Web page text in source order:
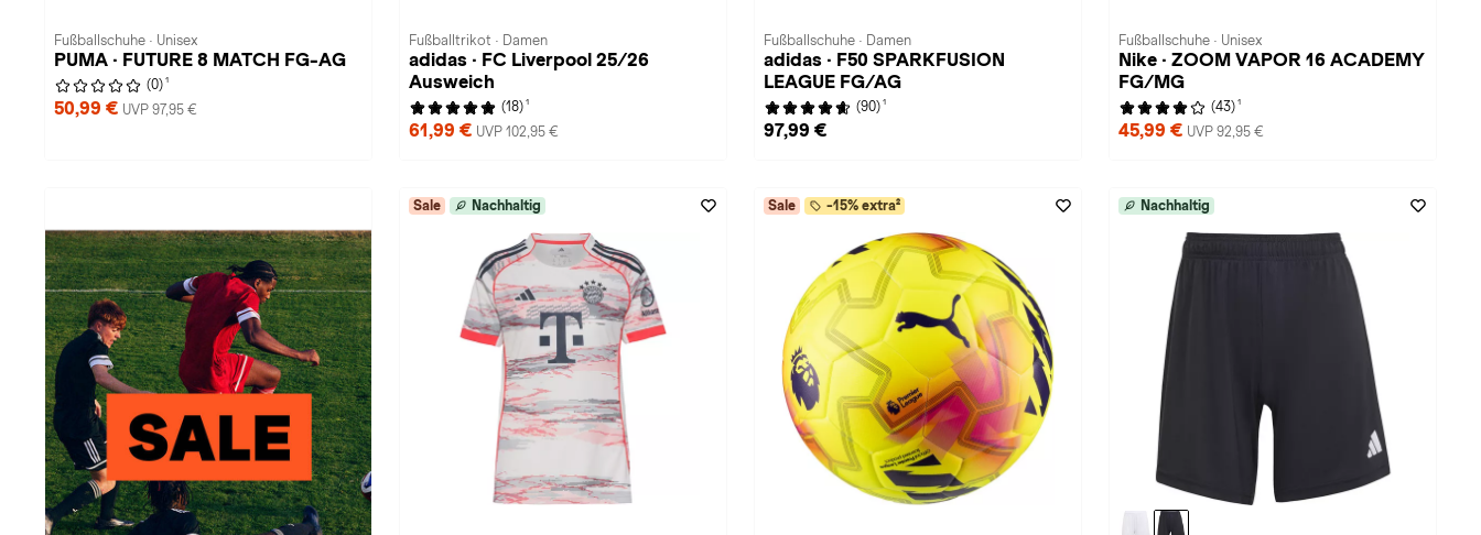
Fußballschuhe · Unisex
PUMA · FUTURE 8 MATCH FG-AG
(0) 1
50,99 € UVP 97,95 €
Fußballtrikot · Damen
adidas · FC Liverpool 25/26
Ausweich
(18) 1
61,99 € UVP 102,95 €
Fußballschuhe · Damen
adidas · F50 SPARKFUSION
LEAGUE FG/AG
(90) 1
97,99 €
Fußballschuhe · Unisex
Nike · ZOOM VAPOR 16 ACADEMY
FG/MG
(43) 1
45,99 € UVP 92,95 €
Sale Nachhaltig Sale -15% extra² Nachhaltig